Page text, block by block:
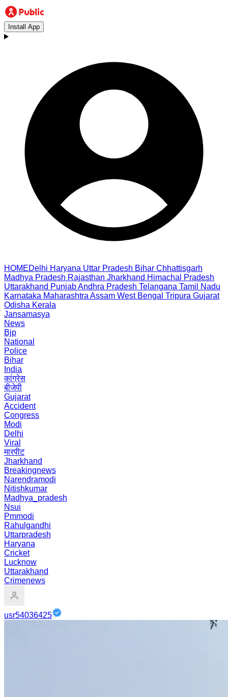
Install App
HOMEDelhi Haryana Uttar Pradesh Bihar Chhattisgarh
Madhya Pradesh Rajasthan Jharkhand Himachal Pradesh
Uttarakhand PunjabAndhra Pradesh Telangana Tamil Nadu
Karnataka Maharashtra Assam West Bengal Tripura Gujarat
Odisha Kerala
Jansamasya
News
Bjp
National
Police
Bihar
India
कांग्रेस
बीजेपी
Gujarat
Accident
Congress
Modi
Delhi
Viral
मारपीट
Jharkhand
Breakingnews
Narendramodi
Nitishkumar
Madhya_pradesh
Nsui
Pmmodi
Rahulgandhi
Uttarpradesh
Haryana
Cricket
Lucknow
Uttarakhand
Crimenews
usr54036425